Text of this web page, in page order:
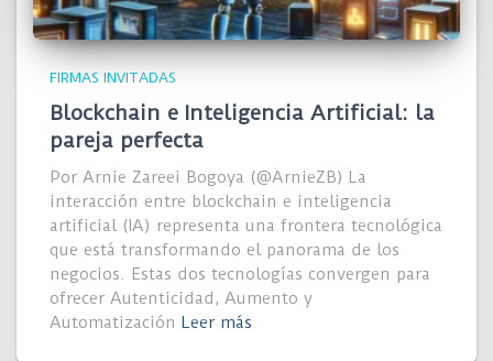
FIRMAS INVITADAS
Blockchain e Inteligencia Artificial: la
pareja perfecta
Por Arnie Zareei Bogoya (@ArnieZB) La
interacción entre blockchain e inteligencia
artificial (IA) representa una frontera tecnológica
que está transformando el panorama de los
negocios. Estas dos tecnologías convergen para
ofrecer Autenticidad, Aumento y
Automatización Leer más